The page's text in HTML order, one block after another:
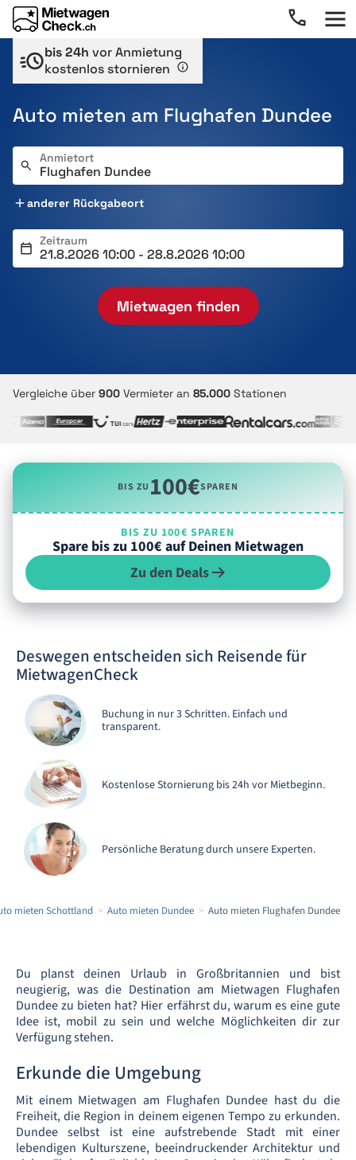
bis 24h vor Anmietung
kostenlos stornieren
Auto mieten am Flughafen Dundee
Anmietort
anderer Rückgabeort
Zeitraum
Mietwagen finden
Vergleiche über 900 Vermieter an 85.000 Stationen
BIS ZU100€SPAREN
BIS ZU 100€ SPAREN
Spare bis zu 100€ auf Deinen Mietwagen
Zu den Deals
Deswegen entscheiden sich Reisende für
MietwagenCheck
Buchung in nur 3 Schritten. Einfach und
transparent.
Kostenlose Stornierung bis 24h vor Mietbeginn.
Persönliche Beratung durch unsere Experten.
mieten Schottland Auto mieten Dundee Auto mieten Flughafen Dundee
Du planst deinen Urlaub in Großbritannien und bist
neugierig, was die Destination am Mietwagen Flughafen
Dundee zu bieten hat? Hier erfährst du, warum es eine gute
Idee ist, mobil zu sein und welche Möglichkeiten dir zur
Verfügung stehen.
Erkunde die Umgebung
Mit einem Mietwagen am Flughafen Dundee hast du die
Freiheit, die Region in deinem eigenen Tempo zu erkunden.
Dundee selbst ist eine aufstrebende Stadt mit einer
lebendigen Kulturszene, beeindruckender Architektur und